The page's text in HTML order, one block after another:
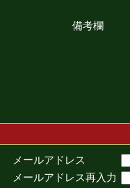
備考欄
メールアドレス
メールアドレス再入力